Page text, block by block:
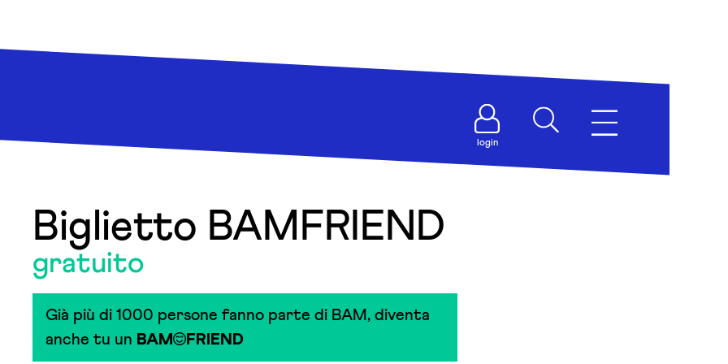
login
Biglietto BAMFRIEND
gratuito
Già più di 1000 persone fanno parte di BAM, diventa
anche tu un BAM FRIEND